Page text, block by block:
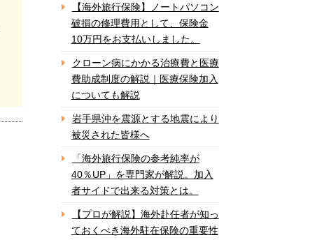
【海外旅行保険】ノートパソコン
破損の修理費用として、保険金
10万円をお支払いしました。
クローン病にかかる治療費と医療
費助成制度の解説｜医療保険加入
についても解説
岩手県沖を震源とする地震により
被災された皆様へ
「海外旅行保険の参考純率が
40％UP」を専門家が解説。加入
者サイドで出来る対策とは。
【プロが解説】海外赴任者が知っ
ておくべき海外駐在保険の重要性